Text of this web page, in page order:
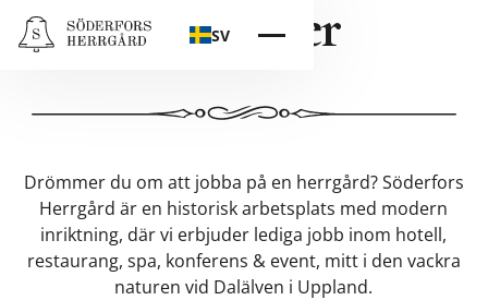
SV
Karriärer
Drömmer du om att jobba på en herrgård? Söderfors
Herrgård är en historisk arbetsplats med modern
inriktning, där vi erbjuder lediga jobb inom hotell,
restaurang, spa, konferens & event, mitt i den vackra
naturen vid Dalälven i Uppland.